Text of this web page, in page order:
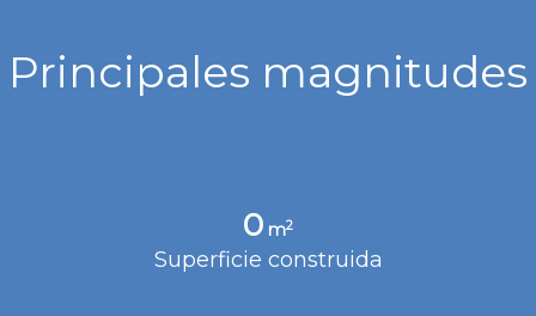
Principales magnitudes
0 m2
Superficie construida